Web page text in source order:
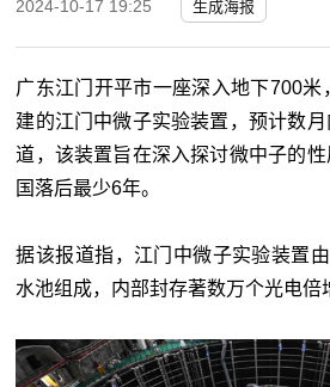
2024-10-17 19:25 生成海报
广东江门开平市一座深入地下700
建的江门中微子实验装置，预计数
道，该装置旨在深入探讨微中子的
国落后最少6年。
据该报道指，江门中微子实验装置
水池组成，内部封存著数万个光电倍